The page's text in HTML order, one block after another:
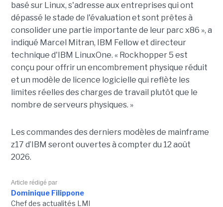
basé sur Linux, s'adresse aux entreprises qui ont
dépassé le stade de l'évaluation et sont prêtes à
consolider une partie importante de leur parc x86 », a
indiqué Marcel Mitran, IBM Fellow et directeur
technique d'IBM LinuxOne. « Rockhopper 5 est
conçu pour offrir un encombrement physique réduit
et un modèle de licence logicielle qui reflète les
limites réelles des charges de travail plutôt que le
nombre de serveurs physiques. »
Les commandes des derniers modèles de mainframe
z17 d’IBM seront ouvertes à compter du 12 août
2026.
Article rédigé par
Dominique Filippone
Chef des actualités LMI